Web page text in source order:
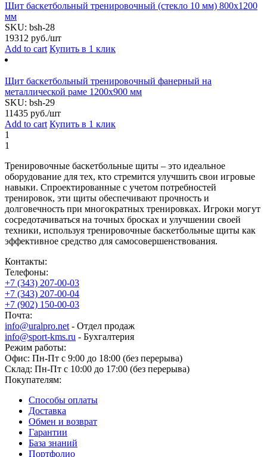
Щит баскетбольный тренировочный (стекло 10 мм) 800х1200
мм
SKU: bsh-28
19312 руб./шт
Add to cart Купить в 1 клик
Щит баскетбольный тренировочный фанерный на
металлической раме 1200х900 мм
SKU: bsh-29
11435 руб./шт
Add to cart Купить в 1 клик
1
1
Тренировочные баскетбольные щиты – это идеальное
оборудование для тех, кто стремится улучшить свои игровые
навыки. Спроектированные с учетом потребностей
тренировок, эти щиты обеспечивают прочность и
долговечность при многократных тренировках. Игроки могут
сосредотачиваться на точных бросках и улучшении своей
техники, используя тренировочные баскетбольные щиты как
эффективное средство для самосовершенствования.
Контакты:
Телефоны:
+7 (343) 207-00-03
+7 (343) 207-00-04
+7 (902) 150-00-03
Почта:
info@uralpro.net - Отдел продаж
info@sport-kms.ru - Бухгалтерия
Режим работы:
Офис: Пн-Пт с 9:00 до 18:00 (без перерыва)
Склад: Пн-Пт с 10:00 до 17:00 (без перерыва)
Покупателям:
Способы оплаты
Доставка
Обмен и возврат
Гарантии
База знаний
Портфолио